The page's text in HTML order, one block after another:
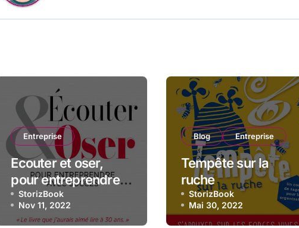
Entreprise
Ecouter et oser,
pour entreprendre
avec succès !
StorizBook
Nov 11, 2022
Blog Entreprise
Tempête sur la
ruche
StorizBook
Mai 30, 2022